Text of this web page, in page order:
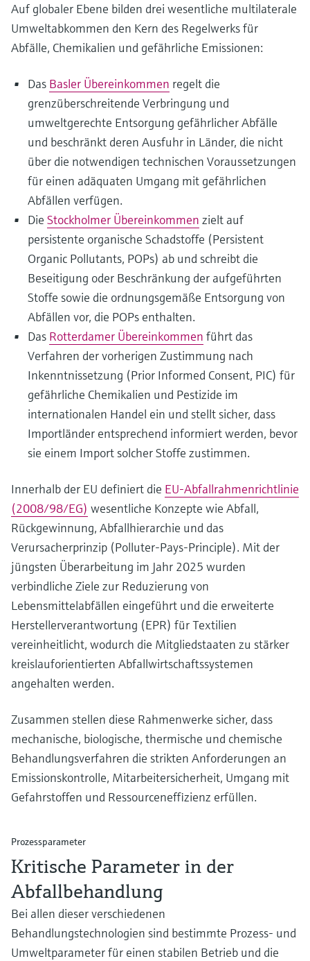
Auf globaler Ebene bilden drei wesentliche multilaterale
Umweltabkommen den Kern des Regelwerks für
Abfälle, Chemikalien und gefährliche Emissionen:
Das Basler Übereinkommen regelt die
grenzüberschreitende Verbringung und
umweltgerechte Entsorgung gefährlicher Abfälle
und beschränkt deren Ausfuhr in Länder, die nicht
über die notwendigen technischen Voraussetzungen
für einen adäquaten Umgang mit gefährlichen
Abfällen verfügen.
Die Stockholmer Übereinkommen zielt auf
persistente organische Schadstoffe (Persistent
Organic Pollutants, POPs) ab und schreibt die
Beseitigung oder Beschränkung der aufgeführten
Stoffe sowie die ordnungsgemäße Entsorgung von
Abfällen vor, die POPs enthalten.
Das Rotterdamer Übereinkommen führt das
Verfahren der vorherigen Zustimmung nach
Inkenntnissetzung (Prior Informed Consent, PIC) für
gefährliche Chemikalien und Pestizide im
internationalen Handel ein und stellt sicher, dass
Importländer entsprechend informiert werden, bevor
sie einem Import solcher Stoffe zustimmen.
Innerhalb der EU definiert die EU-Abfallrahmenrichtlinie
(2008/98/EG) wesentliche Konzepte wie Abfall,
Rückgewinnung, Abfallhierarchie und das
Verursacherprinzip (Polluter‑Pays-Principle). Mit der
jüngsten Überarbeitung im Jahr 2025 wurden
verbindliche Ziele zur Reduzierung von
Lebensmittelabfällen eingeführt und die erweiterte
Herstellerverantwortung (EPR) für Textilien
vereinheitlicht, wodurch die Mitgliedstaaten zu stärker
kreislauforientierten Abfallwirtschaftssystemen
angehalten werden.
Zusammen stellen diese Rahmenwerke sicher, dass
mechanische, biologische, thermische und chemische
Behandlungsverfahren die strikten Anforderungen an
Emissionskontrolle, Mitarbeitersicherheit, Umgang mit
Gefahrstoffen und Ressourceneffizienz erfüllen.
Prozessparameter
Kritische Parameter in der
Abfallbehandlung
Bei allen dieser verschiedenen
Behandlungstechnologien sind bestimmte Prozess- und
Umweltparameter für einen stabilen Betrieb und die